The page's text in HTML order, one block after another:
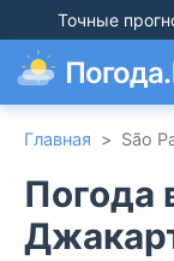
Точные
Погода.
Главная > São
Погода